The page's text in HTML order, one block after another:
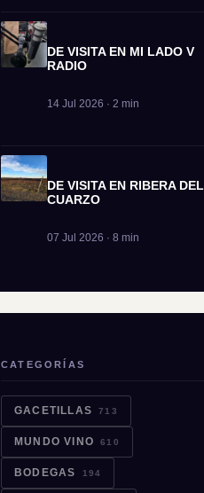
DE VISITA EN MI LADO V
RADIO
14 Jul 2026 · 2 min
DE VISITA EN RIBERA DEL
CUARZO
07 Jul 2026 · 8 min
CATEGORÍAS
GACETILLAS 713
MUNDO VINO 610
BODEGAS 194